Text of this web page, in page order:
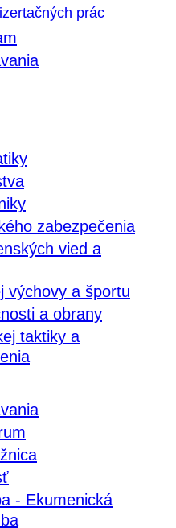
prác
zabezpečenia
vied a
výchovy a športu
a obrany
taktiky a
- Ekumenická